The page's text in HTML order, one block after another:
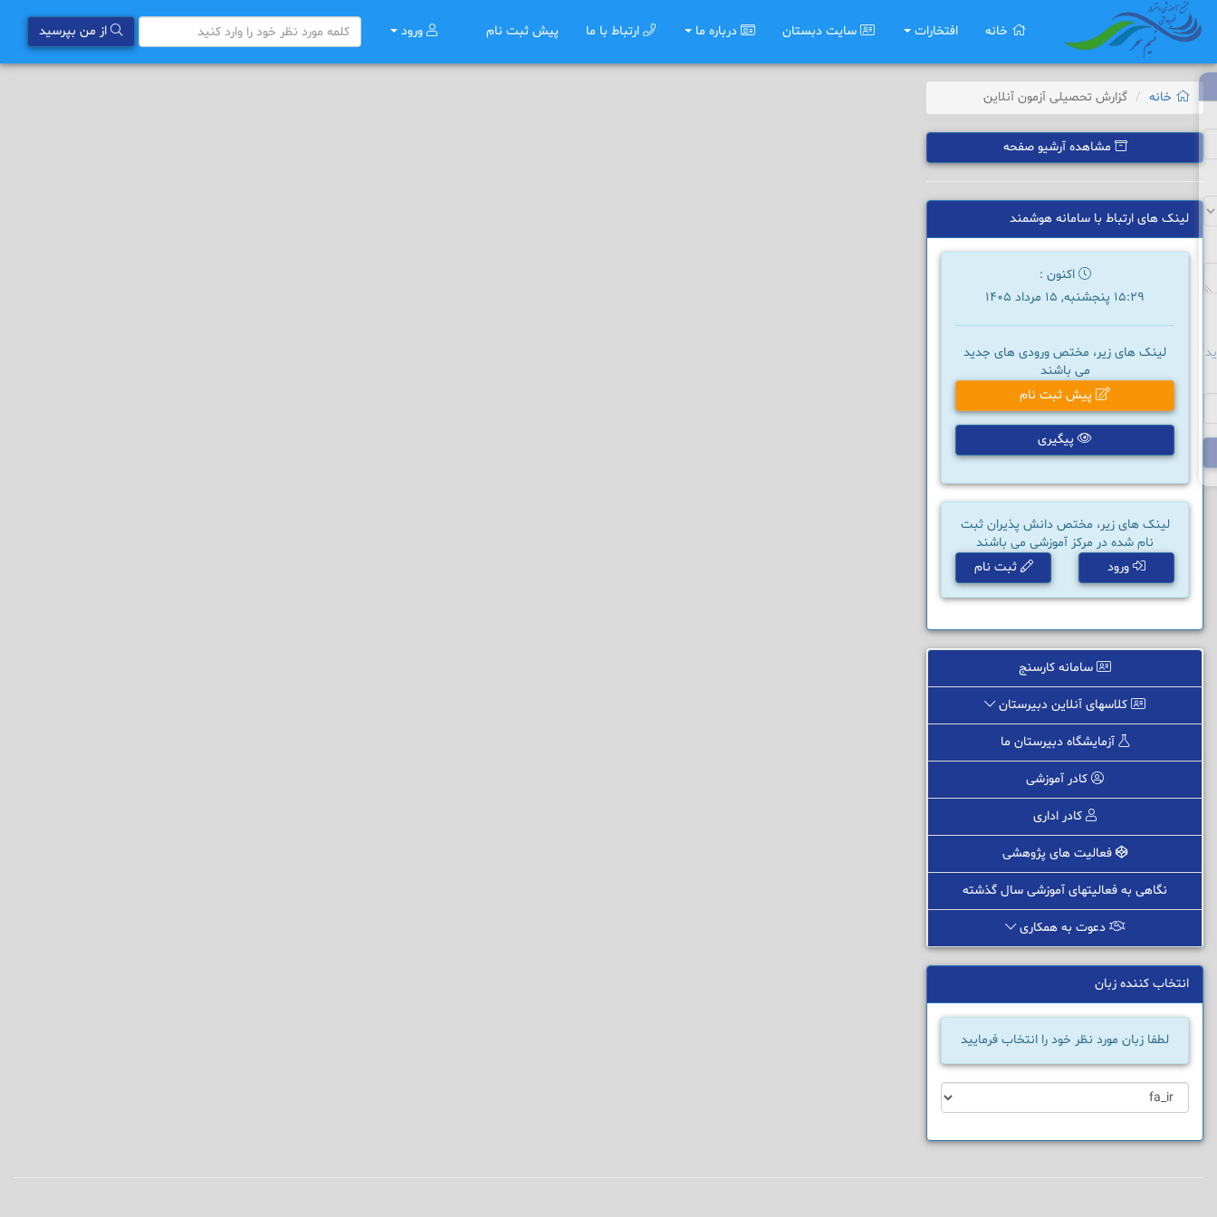
خانه افتخارات سایت دبستان درباره ما ارتباط با ما پیش ثبت نام از من بپرسید ورود
خانه گزارش تحصیلی آزمون آنلاین
مشاهده آرشیو صفحه
لینک های ارتباط با سامانه هوشمند
اکنون :
15:29 پنجشنبه, 15 مرداد 1405
لینک های زیر، مختص ورودی های جدید
می باشند
پیش ثبت نام
پیگیری
لینک های زیر، مختص دانش پذیران ثبت
نام شده در مرکز آموزشی می باشند
ورود
ثبت نام
سامانه کارسنج
کلاسهای آنلاین دبیرستان
آزمایشگاه دبیرستان ما
کادر آموزشی
کادر اداری
فعالیت های پژوهشی
نگاهی به فعالیتهای آموزشی سال گذشته
دعوت به همکاری
انتخاب کننده زبان
لطفا زبان مورد نظر خود را انتخاب فرمایید